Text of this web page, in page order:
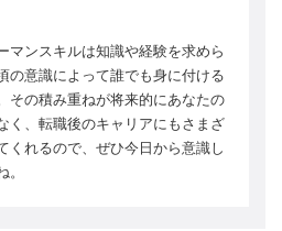
マンスキルは知識や経験を求めら
の意識によって誰でも身に付ける
その積み重ねが将来的にあなたの
く、転職後のキャリアにもさまざ
くれるので、ぜひ今日から意識し